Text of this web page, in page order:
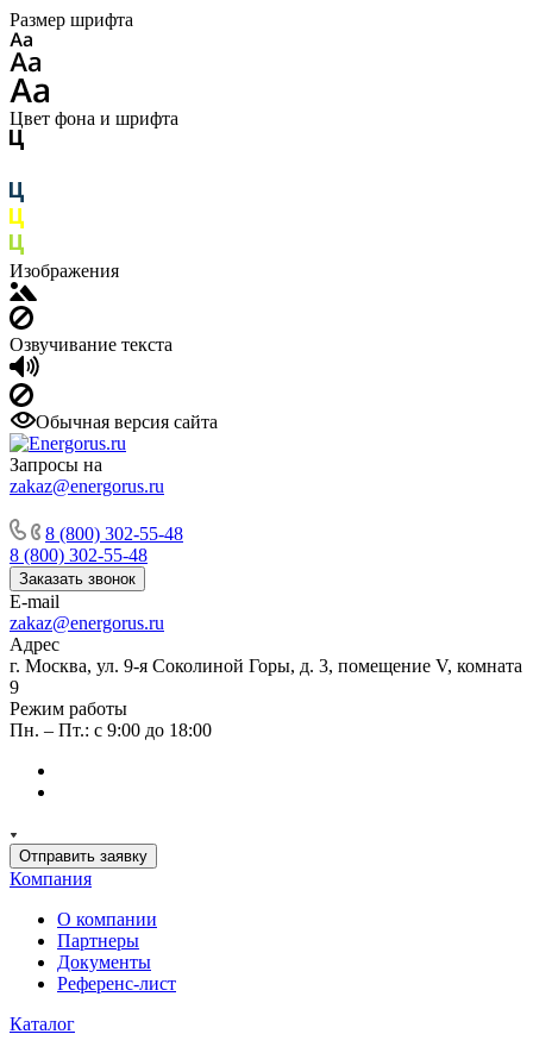
Размер шрифта
Цвет фона и шрифта
Изображения
Озвучивание текста
Обычная версия сайта
Запросы на
zakaz@energorus.ru
8 (800) 302-55-48
8 (800) 302-55-48
Заказать звонок
E-mail
zakaz@energorus.ru
Адрес
г. Москва, ул. 9-я Соколиной Горы, д. 3, помещение V, комната
9
Режим работы
Пн. – Пт.: с 9:00 до 18:00
Отправить заявку
Компания
О компании
Партнеры
Документы
Референс-лист
Каталог